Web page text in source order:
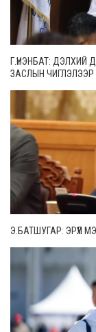
Г.ҮНЭНБАТ:
ЗАСЛЫН
Э.БАТШУГАР: ЭРҮҮЛ